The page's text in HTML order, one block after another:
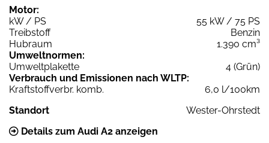
Motor:
kW / PS
55 kW / 75 PS
Treibstoff
Benzin
Hubraum
1.390 cm³
Umweltnormen:
Umweltplakette
4 (Grün)
Verbrauch und Emissionen nach WLTP:
Kraftstoffverbr. komb.
6,0 l/100km
Standort
Wester-Ohrstedt
Details zum Audi A2 anzeigen